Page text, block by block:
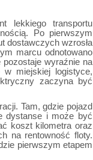
lekkiego transportu
Po pierwszym
dostawczych wzrosła
marcu odnotowano
wyraźnie na
miejskiej logistyce,
zaczyna być
Tam, gdzie pojazd
dystanse i może być
koszt kilometra oraz
na rentowność floty.
pierwszym etapem